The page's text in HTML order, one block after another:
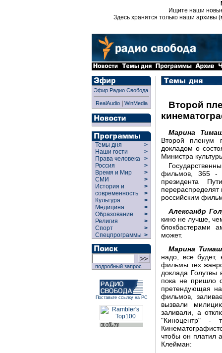
Ищите наши
Здесь хранятся только наши архивы
Эфир Радио Свобода
RealAudio| WinMedia
Темы дня
>
Наши гости
>
Права человека >
Россия
>
Время и Мир
>
СМИ
>
История и
современность
>
>
Культура
>
Медицина
>
Образование
>
Религия
>
Спорт
>
Спецпрограммы >
подробный запрос
Поставьте ссылку на РС
Второй
Марина
Второй пленум
докладом о
Министра
фильмов, 365 -
президента
перераспределят
российским
Александр
кино не лучше,
блокбастерами
может.
Марина
надо, все будет,
фильмы тех
доклада Голутвы
пока не пришло
претендующая
фильмов,
вызвали
заливали, а
"Киноцентр" -
чтобы он платил
Клейман: